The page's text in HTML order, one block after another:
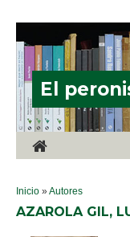
El
SE ENCUENTRA
Inicio »Autores
AZAROLA GIL,